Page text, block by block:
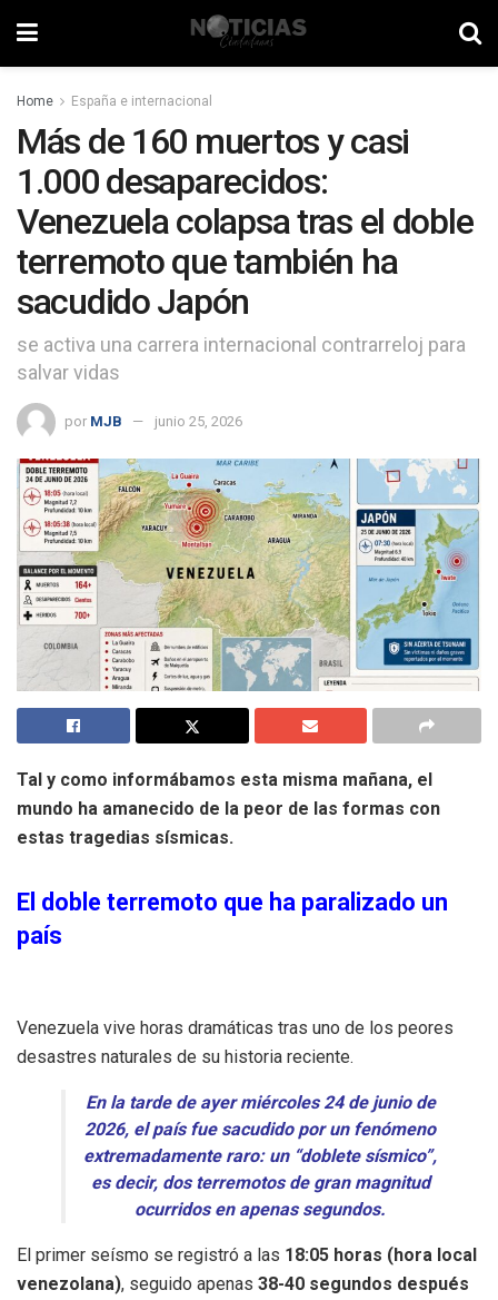
Home España e internacional
Más de 160 muertos y casi
1.000 desaparecidos:
Venezuela colapsa tras el doble
terremoto que también ha
sacudido Japón
se activa una carrera internacional contrarreloj para
salvar vidas
por MJB junio 25, 2026
Tal y como informábamos esta misma mañana, el
mundo ha amanecido de la peor de las formas con
estas tragedias sísmicas.
El doble terremoto que ha paralizado un
país
Venezuela vive horas dramáticas tras uno de los peores
desastres naturales de su historia reciente.
En la tarde de ayer miércoles 24 de junio de
2026, el país fue sacudido por un fenómeno
extremadamente raro: un “doblete sísmico”,
es decir, dos terremotos de gran magnitud
ocurridos en apenas segundos.
El primer seísmo se registró a las 18:05 horas (hora local
venezolana), seguido apenas 38-40 segundos después